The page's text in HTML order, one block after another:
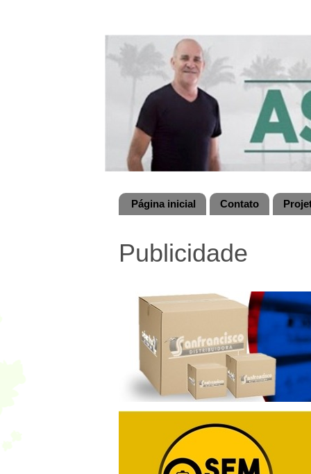
Página inicial Contato
Publicidade